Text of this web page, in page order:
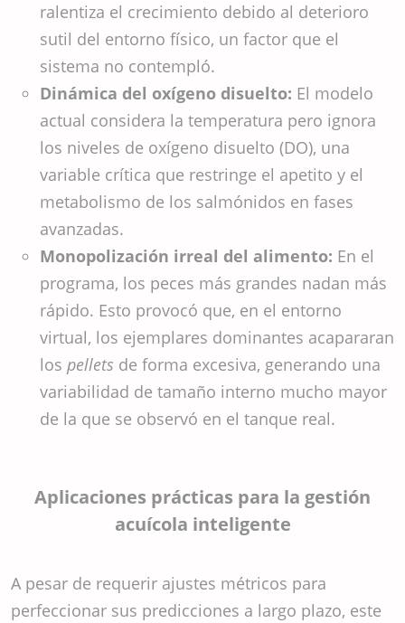
ralentiza el crecimiento debido al deterioro
sutil del entorno físico, un factor que el
sistema no contempló.
Dinámica del oxígeno disuelto: El modelo
actual considera la temperatura pero ignora
los niveles de oxígeno disuelto (DO), una
variable crítica que restringe el apetito y el
metabolismo de los salmónidos en fases
avanzadas.
Monopolización irreal del alimento: En el
programa, los peces más grandes nadan más
rápido. Esto provocó que, en el entorno
virtual, los ejemplares dominantes acapararan
los pellets de forma excesiva, generando una
variabilidad de tamaño interno mucho mayor
de la que se observó en el tanque real.
Aplicaciones prácticas para la gestión
acuícola inteligente
A pesar de requerir ajustes métricos para
perfeccionar sus predicciones a largo plazo, este